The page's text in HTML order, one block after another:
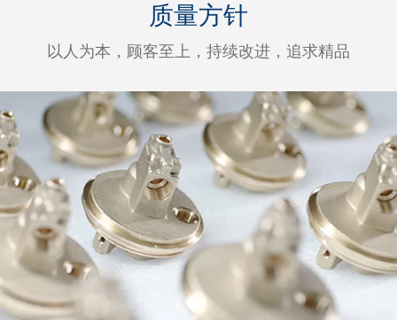
质量方针
以人为本，顾客至上，持续改进，追求精品